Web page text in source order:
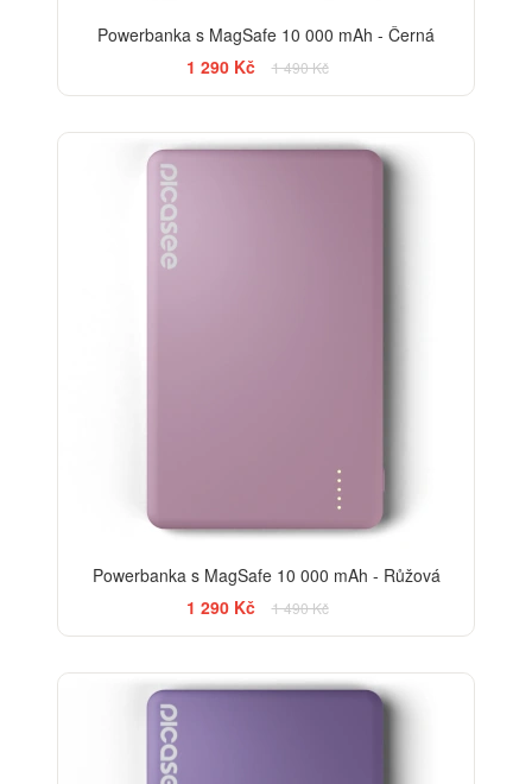
Powerbanka s MagSafe 10 000 mAh - Černá
1 290 Kč
1 490 Kč
Powerbanka s MagSafe 10 000 mAh - Růžová
1 290 Kč
1 490 Kč